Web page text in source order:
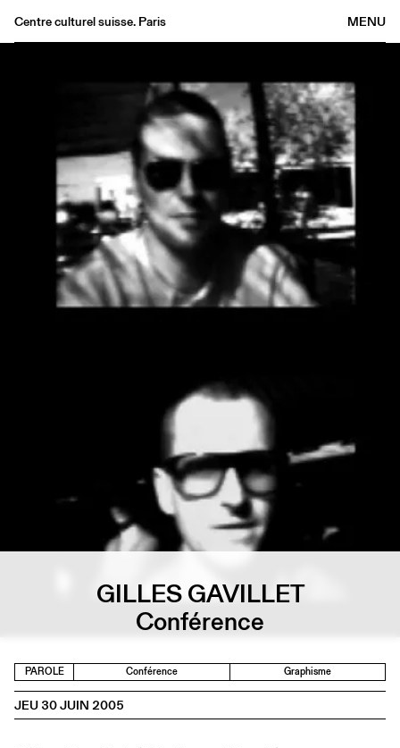
MENU
Centre culturel suisse. Paris
Médiathèque
Éditions
Informations
EN
GILLES GAVILLET
Conférence
PAROLE Conférence Graphisme
JEU 30 JUIN 2005